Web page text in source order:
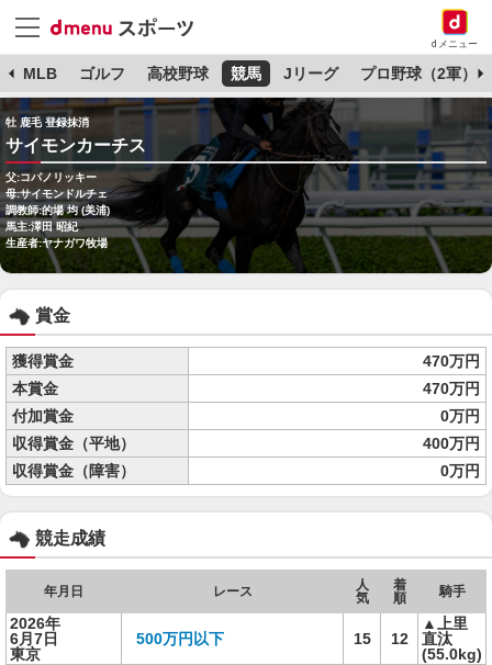
dメニュー
MLB ゴルフ 高校野球 競馬 Jリーグ プロ野球（2軍）
牡 鹿毛 登録抹消
サイモンカーチス
父:コパノリッキー
母:サイモンドルチェ
調教師:的場 均 (美浦)
馬主:澤田 昭紀
生産者:ヤナガワ牧場
賞金
獲得賞金
470万円
本賞金
470万円
付加賞金
0万円
収得賞金（平地）
400万円
収得賞金（障害）
0万円
競走成績
年月日 レース
人
気
着
順
騎手
2026年
6月7日
東京
500万円以下 15 12
▲上里
直汰
(55.0kg)